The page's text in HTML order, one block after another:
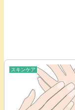
スキンケア